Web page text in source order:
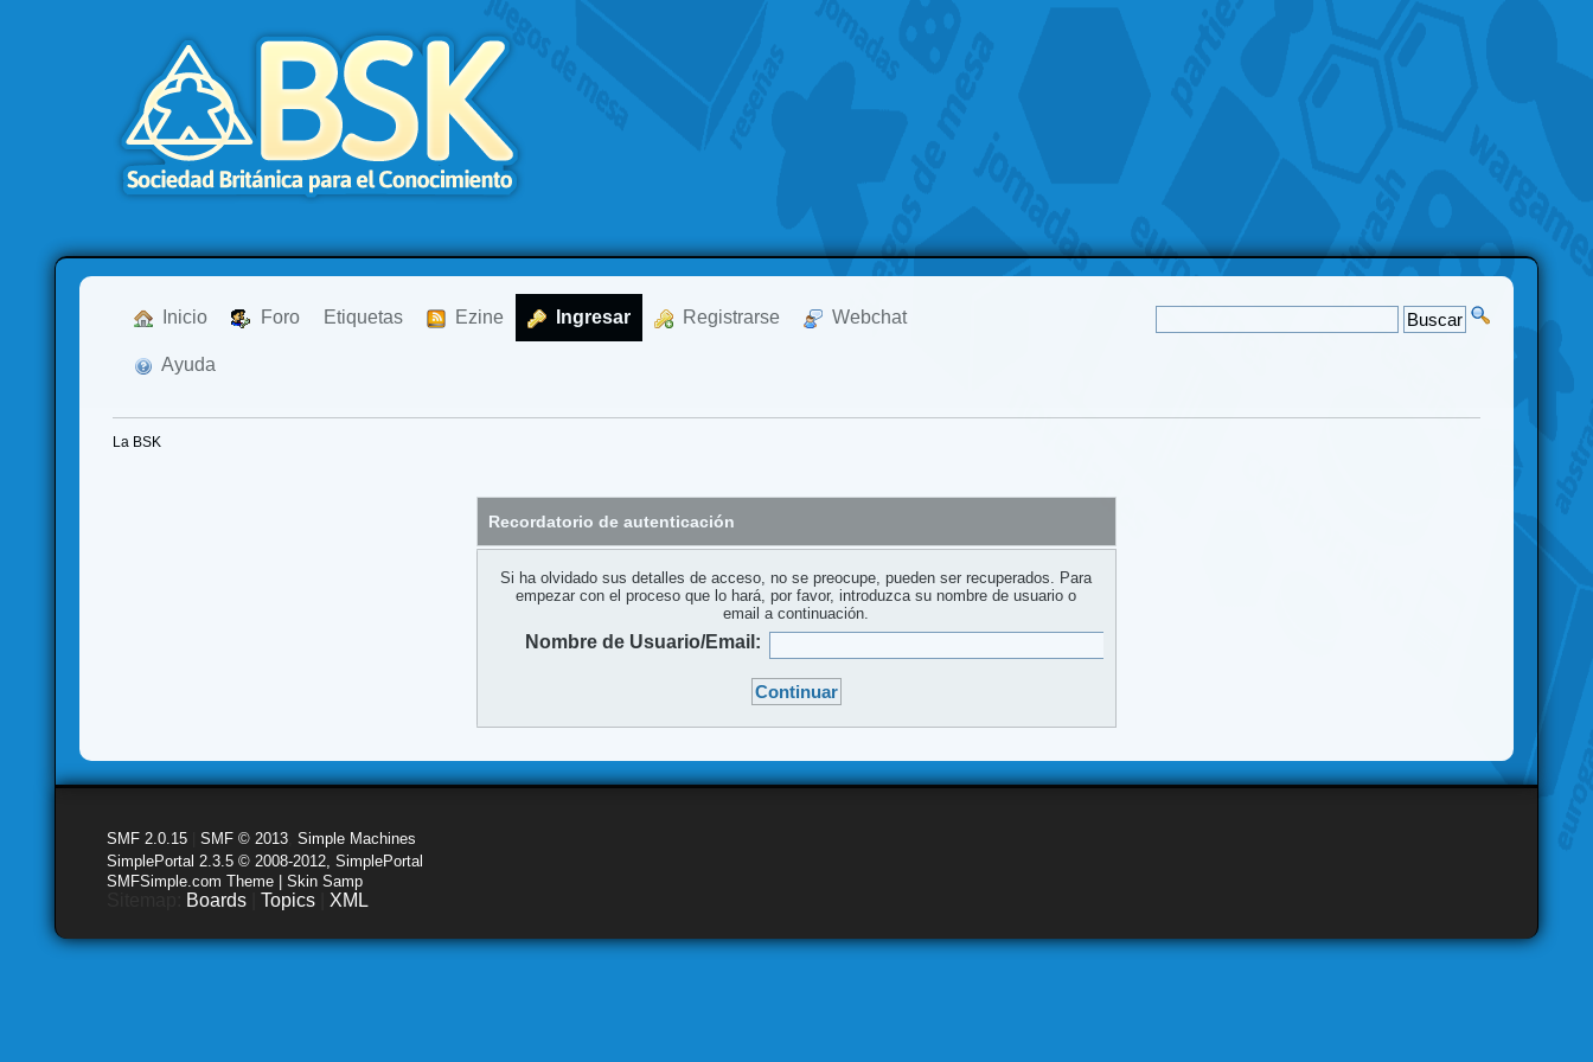
Inicio Foro Etiquetas Ezine Ingresar Registrarse Webchat
Ayuda
La BSK
Recordatorio de autenticación
Si ha olvidado sus detalles de acceso, no se preocupe, pueden ser recuperados. Para
empezar con el proceso que lo hará, por favor, introduzca su nombre de usuario o
email a continuación.
Nombre de Usuario/Email:
SMF 2.0.15 |SMF © 2013 ,Simple Machines
SimplePortal 2.3.5 © 2008-2012, SimplePortal
SMFSimple.com Theme | Skin Samp
Boards |Topics XML